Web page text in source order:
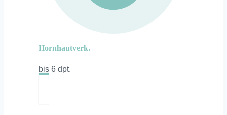
Hornhautverk.
bis 6 dpt.